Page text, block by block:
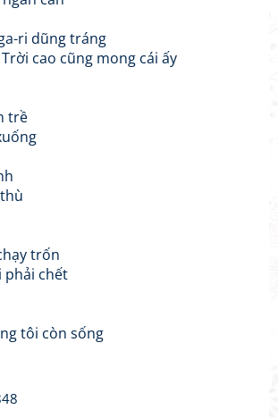
ri dũng tráng
cao cũng mong cái ấy
trề
trốn
phải chết
tôi còn sống